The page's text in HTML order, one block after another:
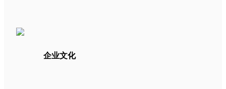
企业文化